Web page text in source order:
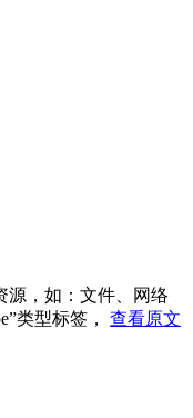
源，如：文件、网络
类型标签， 查看原文